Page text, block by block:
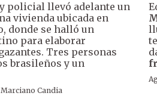
policial llevó adelante un
vivienda ubicada en
donde se halló un
para elaborar
Tres personas
brasileños y un
Marciano Candia